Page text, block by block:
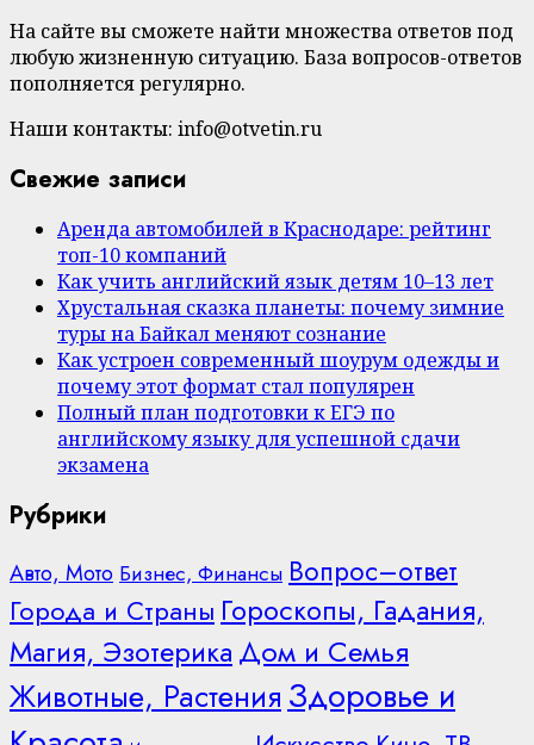
На сайте вы сможете найти множества ответов под
любую жизненную ситуацию. База вопросов-ответов
пополняется регулярно.
Наши контакты: info@otvetin.ru
Свежие записи
Аренда автомобилей в Краснодаре: рейтинг
топ-10 компаний
Как учить английский язык детям 10–13 лет
Хрустальная сказка планеты: почему зимние
туры на Байкал меняют сознание
Как устроен современный шоурум одежды и
почему этот формат стал популярен
Полный план подготовки к ЕГЭ по
английскому языку для успешной сдачи
экзамена
Рубрики
Авто, МотоБизнес, Финансы Вопрос–ответ
Города и Страны Гороскопы, Гадания,
Магия, Эзотерика Дом и Семья
Животные, Растения Здоровье и